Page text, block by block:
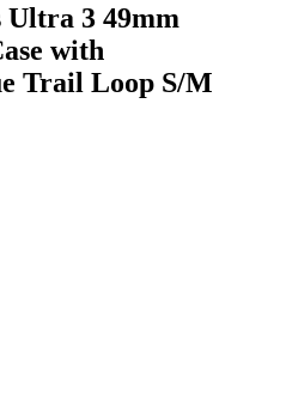
Ultra 3 49mm
with
Trail Loop S/M